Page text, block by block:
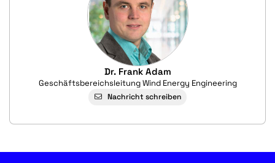
Dr. Frank Adam
Geschäftsbereichsleitung Wind Energy Engineering
Nachricht schreiben